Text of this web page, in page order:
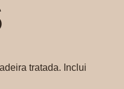
tratada. Inclui